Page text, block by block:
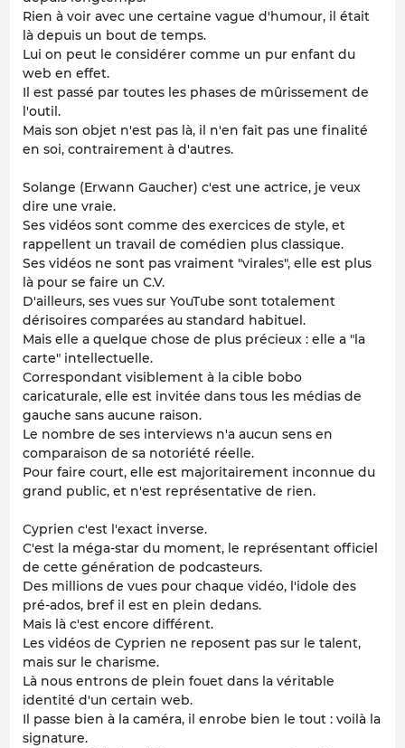
Rien à voir avec une certaine vague d'humour, il était
là depuis un bout de temps.
Lui on peut le considérer comme un pur enfant du
web en effet.
Il est passé par toutes les phases de mûrissement de
l'outil.
Mais son objet n'est pas là, il n'en fait pas une finalité
en soi, contrairement à d'autres.
Solange (Erwann Gaucher) c'est une actrice, je veux
dire une vraie.
Ses vidéos sont comme des exercices de style, et
rappellent un travail de comédien plus classique.
Ses vidéos ne sont pas vraiment "virales", elle est plus
là pour se faire un C.V.
D'ailleurs, ses vues sur YouTube sont totalement
dérisoires comparées au standard habituel.
Mais elle a quelque chose de plus précieux : elle a "la
carte" intellectuelle.
Correspondant visiblement à la cible bobo
caricaturale, elle est invitée dans tous les médias de
gauche sans aucune raison.
Le nombre de ses interviews n'a aucun sens en
comparaison de sa notoriété réelle.
Pour faire court, elle est majoritairement inconnue du
grand public, et n'est représentative de rien.
Cyprien c'est l'exact inverse.
C'est la méga-star du moment, le représentant officiel
de cette génération de podcasteurs.
Des millions de vues pour chaque vidéo, l'idole des
pré-ados, bref il est en plein dedans.
Mais là c'est encore différent.
Les vidéos de Cyprien ne reposent pas sur le talent,
mais sur le charisme.
Là nous entrons de plein fouet dans la véritable
identité d'un certain web.
Il passe bien à la caméra, il enrobe bien le tout : voilà la
signature.